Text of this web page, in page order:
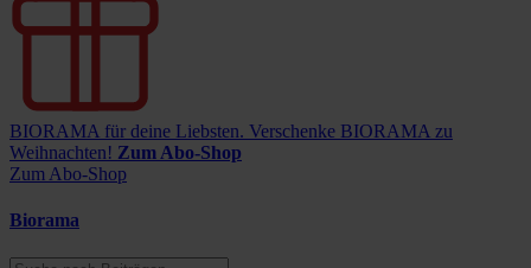
BIORAMA für deine Liebsten. Verschenke BIORAMA zu
Weihnachten! Zum Abo-Shop
Zum Abo-Shop
Biorama